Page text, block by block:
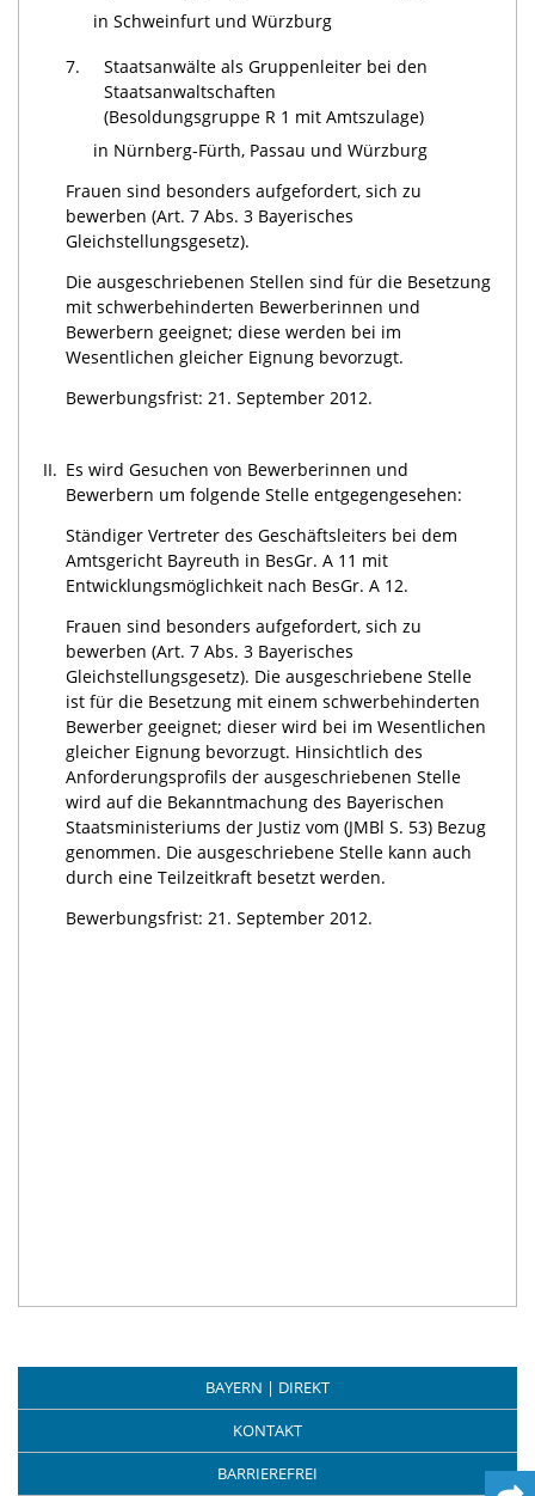
in Schweinfurt und Würzburg
7.
Staatsanwälte als Gruppenleiter bei den
Staatsanwaltschaften
(Besoldungsgruppe R 1 mit Amtszulage)
in Nürnberg-Fürth, Passau und Würzburg
Frauen sind besonders aufgefordert, sich zu
bewerben (Art. 7 Abs. 3 Bayerisches
Gleichstellungsgesetz).
Die ausgeschriebenen Stellen sind für die Besetzung
mit schwerbehinderten Bewerberinnen und
Bewerbern geeignet; diese werden bei im
Wesentlichen gleicher Eignung bevorzugt.
Bewerbungsfrist: 21. September 2012.
II. Es wird Gesuchen von Bewerberinnen und
Bewerbern um folgende Stelle entgegengesehen:
Ständiger Vertreter des Geschäftsleiters bei dem
Amtsgericht Bayreuth in BesGr. A 11 mit
Entwicklungsmöglichkeit nach BesGr. A 12.
Frauen sind besonders aufgefordert, sich zu
bewerben (Art. 7 Abs. 3 Bayerisches
Gleichstellungsgesetz). Die ausgeschriebene Stelle
ist für die Besetzung mit einem schwerbehinderten
Bewerber geeignet; dieser wird bei im Wesentlichen
gleicher Eignung bevorzugt. Hinsichtlich des
Anforderungsprofils der ausgeschriebenen Stelle
wird auf die Bekanntmachung des Bayerischen
Staatsministeriums der Justiz vom (JMBl S. 53) Bezug
genommen. Die ausgeschriebene Stelle kann auch
durch eine Teilzeitkraft besetzt werden.
Bewerbungsfrist: 21. September 2012.
BAYERN | DIREKT
KONTAKT
BARRIEREFREI